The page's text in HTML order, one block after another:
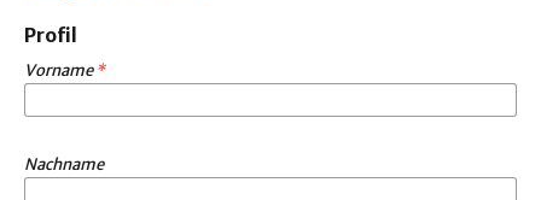
Profil
Vorname*
Nachname